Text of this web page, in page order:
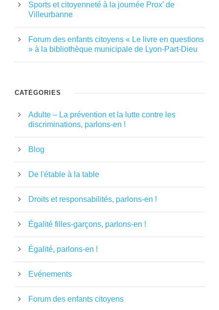
Sports et citoyenneté à la journée Prox’ de
Villeurbanne
Forum des enfants citoyens « Le livre en questions
» à la bibliothèque municipale de Lyon-Part-Dieu
CATÉGORIES
Adulte – La prévention et la lutte contre les
discriminations, parlons-en !
Blog
De l'étable à la table
Droits et responsabilités, parlons-en !
Égalité filles-garçons, parlons-en !
Égalité, parlons-en !
Evénements
Forum des enfants citoyens